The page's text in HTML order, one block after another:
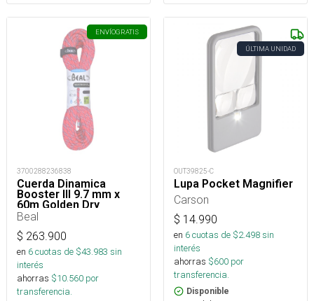
ENVÍOGRATIS
3700288236838
Cuerda Dinamica
Booster III 9.7 mm x
60m Golden Dry
Orange
Beal
$ 263.900
en 6cuotas de $43.983 sin
interés
ahorras $10.560 por
transferencia.
ÚLTIMA UNIDAD
OUT39825-C
Lupa Pocket Magnifier
Carson
$ 14.990
en 6cuotas de $2.498sin
interés
ahorras $600 por
transferencia.
Disponible